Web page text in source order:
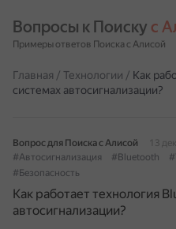
Вопросы к Поиску с
Примеры ответов Поиска с Алисой
Главная / Технологии / Как
системах автосигнализации?
Вопрос для Поиска с Алисой
13
#Автосигнализация
#Bluetooth
#Безопасность
Как работает технология
автосигнализации?